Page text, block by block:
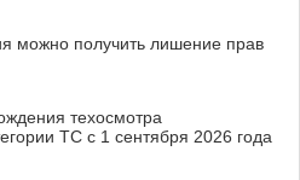
можно получить лишение прав
техосмотра
ТС с 1 сентября 2026 года